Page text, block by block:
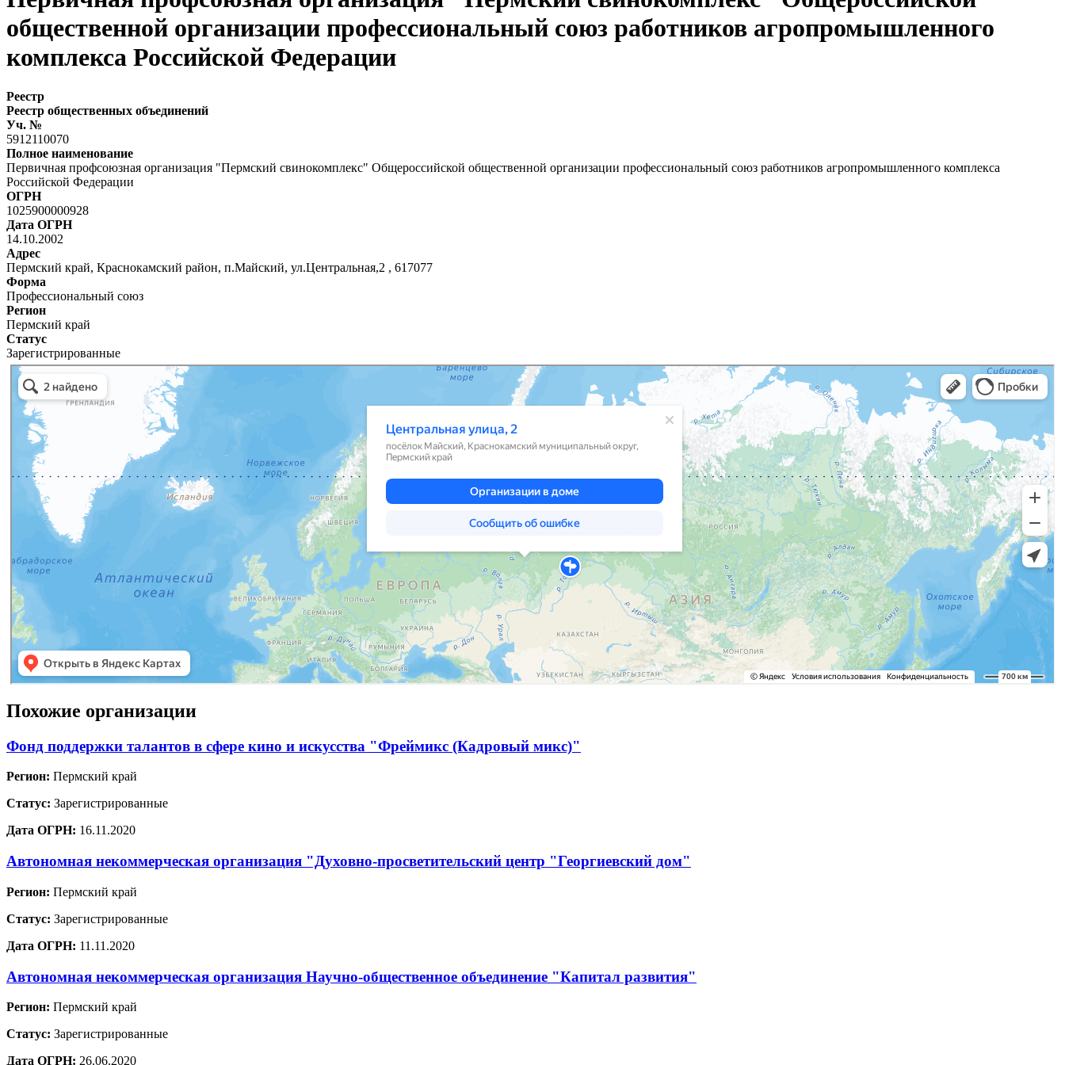
общественной организации профессиональный союз работников агропромышленного
комплекса Российской Федерации
Реестр
Реестр общественных объединений
Уч. №
5912110070
Полное наименование
Первичная профсоюзная организация "Пермский свинокомплекс" Общероссийской общественной организации профессиональный союз работников агропромышленного комплекса
Российской Федерации
ОГРН
1025900000928
Дата ОГРН
14.10.2002
Адрес
Пермский край, Краснокамский район, п.Майский, ул.Центральная,2 , 617077
Форма
Профессиональный союз
Регион
Пермский край
Статус
Зарегистрированные
Похожие организации
Фонд поддержки талантов в сфере кино и искусства "Фреймикс (Кадровый микс)"
Регион: Пермский край
Статус: Зарегистрированные
Дата ОГРН: 16.11.2020
Автономная некоммерческая организация "Духовно-просветительский центр "Георгиевский дом"
Регион: Пермский край
Статус: Зарегистрированные
Дата ОГРН: 11.11.2020
Автономная некоммерческая организация Научно-общественное объединение "Капитал развития"
Регион: Пермский край
Статус: Зарегистрированные
Дата ОГРН: 26.06.2020